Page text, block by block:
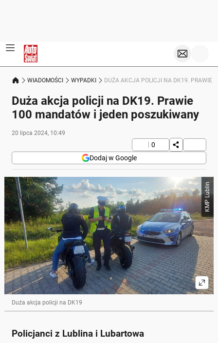
WIADOMOŚCI WYPADKI DUŻA AKCJA POLICJI NA DK19. PRAWIE
Duża akcja policji na DK19. Prawie
100 mandatów i jeden poszukiwany
20 lipca 2024, 10:49
0
Dodaj w Google
KMP Lublin
Duża akcja policji na DK19
Policjanci z Lublina i Lubartowa